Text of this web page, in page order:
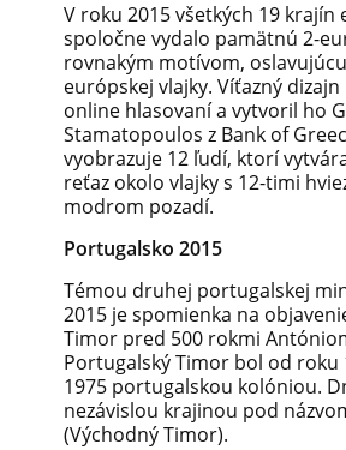
V roku 2015 všetkých 19 krajín
spoločne vydalo pamätnú 2-
rovnakým motívom,
európskej vlajky. Víťazný
online hlasovaní a vytvoril ho
Stamatopoulos z Bank of
vyobrazuje 12 ľudí, ktorí
reťaz okolo vlajky s 12-timi
modrom pozadí.
Portugalsko 2015
Témou druhej portugalskej
2015 je spomienka na
Timor pred 500 rokmi
Portugalský Timor bol od roku
1975 portugalskou kolóniou.
nezávislou krajinou pod
(Východný Timor).